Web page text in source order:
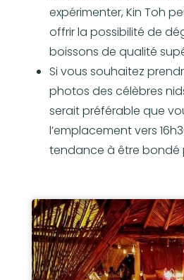
expérimenter, Kin Toh
offrir la possibilité de
boissons de qualité
Si vous souhaitez
photos des célèbres
serait préférable que
l’emplacement vers
tendance à être bondé